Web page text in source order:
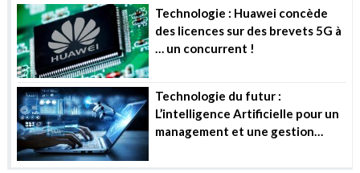
Technologie : Huawei concède
des licences sur des brevets 5G à
… un concurrent !
Technologie du futur :
L’intelligence Artificielle pour un
management et une gestion